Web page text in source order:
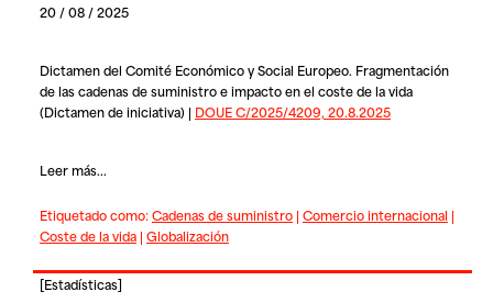
20 / 08 / 2025
Dictamen del Comité Económico y Social Europeo. Fragmentación
de las cadenas de suministro e impacto en el coste de la vida
(Dictamen de iniciativa) | DOUE C/2025/4209, 20.8.2025
Leer más...
Etiquetado como:Cadenas de suministro| Comercio internacional |
Coste de la vida| Globalización
[Estadísticas]